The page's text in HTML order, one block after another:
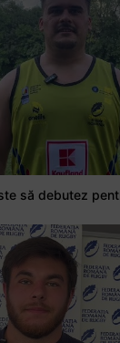
să debutez